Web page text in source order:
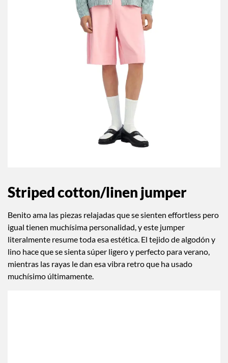
Striped cotton/linen jumper
Benito ama las piezas relajadas que se sienten effortless pero
igual tienen muchísima personalidad, y este jumper
literalmente resume toda esa estética. El tejido de algodón y
lino hace que se sienta súper ligero y perfecto para verano,
mientras las rayas le dan esa vibra retro que ha usado
muchísimo últimamente.